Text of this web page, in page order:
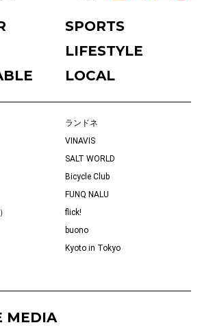
SPORTS
LIFESTYLE
LOCAL
ランドネ
VINAVIS
SALT WORLD
Bicycle Club
FUNQ NALU
flick!
buono
Kyoto in Tokyo
MEDIA